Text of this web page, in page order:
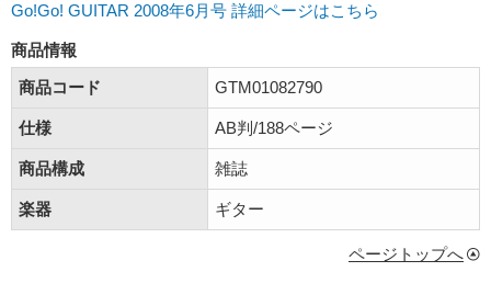
Go!Go! GUITAR 2008年6月号 詳細ページはこちら
商品情報
商品コード
GTM01082790
仕様 AB判/188ページ
商品構成 雑誌
楽器 ギター
ページトップへ